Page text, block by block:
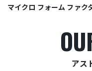
マイクロ フォーム ファク
アス